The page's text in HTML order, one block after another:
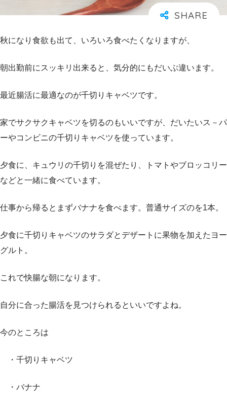
秋になり食欲も出て、いろいろ食べたくなりますが、
朝出勤前にスッキリ出来ると、気分的にもだいぶ違います。
最近腸活に最適なのが千切りキャベツです。
家でサクサクキャベツを切るのもいいですが、だいたいス－パ
ーやコンビニの千切りキャベツを使っています。
夕食に、キュウリの千切りを混ぜたり、トマトやブロッコリー
などと一緒に食べています。
仕事から帰るとまずバナナを食べます。普通サイズのを1本。
夕食に千切りキャベツのサラダとデザートに果物を加えたヨー
グルト。
これで快腸な朝になります。
自分に合った腸活を見つけられるといいですよね。
今のところは
・千切りキャベツ
・バナナ